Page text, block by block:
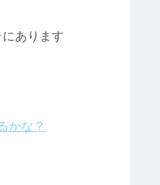
あります
かな？